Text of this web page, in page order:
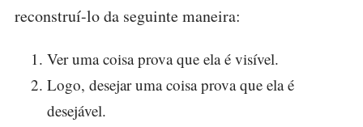
reconstruí-lo da seguinte maneira:
Ver uma coisa prova que ela é visível.
Logo, desejar uma coisa prova que ela é
desejável.